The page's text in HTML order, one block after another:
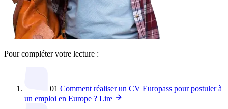
Pour compléter votre lecture :
01 Comment réaliser un CV Europass pour postuler à
un emploi en Europe ? Lire